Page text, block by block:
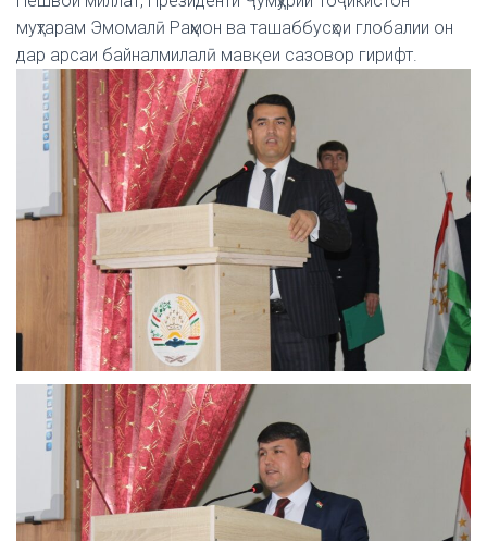
муҳтарам Эмомалӣ Раҳмон ва ташаббусҳои глобалии он
дар арсаи байналмилалӣ мавқеи сазовор гирифт.